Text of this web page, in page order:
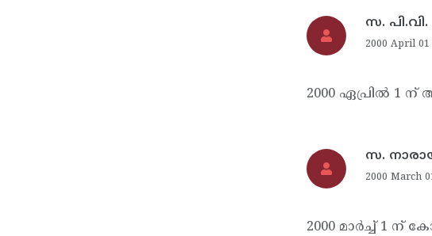
സ.
2000 April 01
2000 ഏപ്രില്‍ 1
സ.
2000 March
2000 മാര്‍ച്ച് 1